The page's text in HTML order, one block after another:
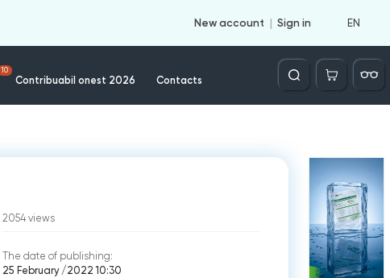
New account Sign in EN
10
Contribuabil onest 2026 Contacts
Căutare
2054 views
The date of publishing:
25 February /2022 10:30